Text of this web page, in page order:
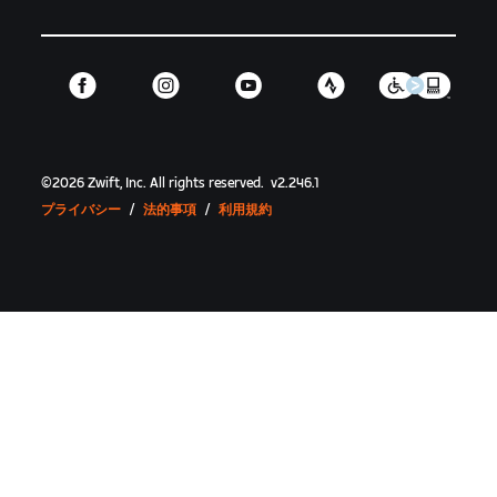
©2026 Zwift, Inc.All rights reserved. v2.246.1
プライバシー / 法的事項 / 利用規約